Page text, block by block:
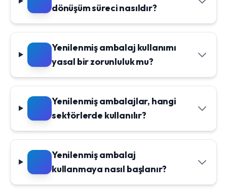
dönüşüm süreci nasıldır?
Yenilenmiş ambalaj kullanımı
yasal bir zorunluluk mu?
Yenilenmiş ambalajlar, hangi
sektörlerde kullanılır?
Yenilenmiş ambalaj
kullanmaya nasıl başlanır?